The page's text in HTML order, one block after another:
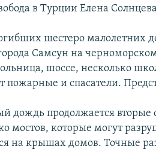
в Турции Елена
шестеро малолетних
Самсун на
шоссе, несколько
пожарные и спасатели.
дождь продолжается вторые
мостов, которые могут
на крышах домов. Точные